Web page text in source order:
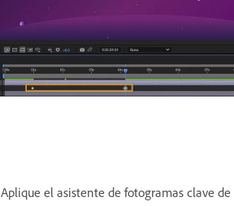
Aplique el asistente de fotogramas clave de